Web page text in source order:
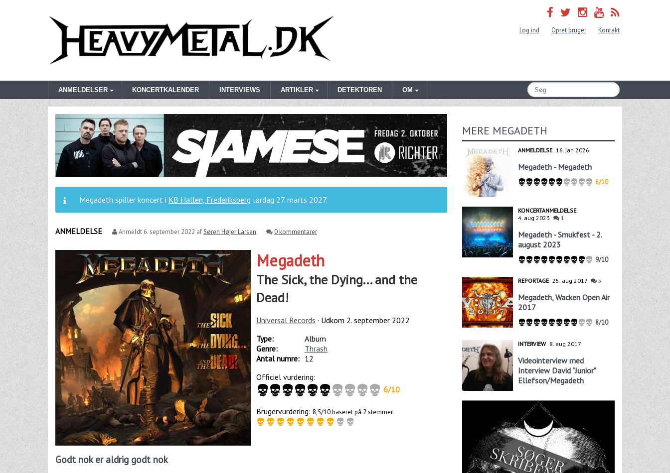
Log ind Opret bruger Kontakt
ANMELDELSER KONCERTKALENDER INTERVIEWS ARTIKLER DETEKTOREN OM
Megadeth spiller koncert i KB Hallen, Frederiksberg lørdag 27. marts 2027.
ANMELDELSE Anmeldt 6. september 2022 afSøren Højer Larsen 0 kommentarer
Megadeth
The Sick, the Dying... and the
Dead!
Universal Records · Udkom 2. september 2022
Type:
Album
Genre:
Thrash
Antal numre: 12
Officiel vurdering:
6/10
Brugervurdering: 8,5/10 baseret på 2 stemmer.
Godt nok er aldrig godt nok
MERE MEGADETH
ANMELDELSE 16. jan 2026
Megadeth - Megadeth
6/10
KONCERTANMELDELSE
4. aug 2023
1
Megadeth - Smukfest - 2.
august 2023
9/10
REPORTAGE 25. aug 2017 5
Megadeth, Wacken Open Air
2017
8/10
INTERVIEW 8. aug 2017
Videointerview med
Interview David "Junior"
Ellefson/Megadeth